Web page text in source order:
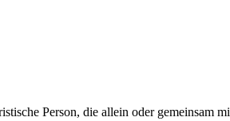
Person, die allein oder